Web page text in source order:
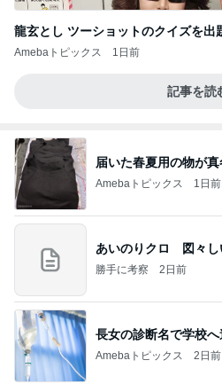
龍玄とし ツーショットのクイズを出
Amebaトピックス 1日前
記事を読
届いた春夏用の物が
Amebaトピックス 1日前
あいのりクロ 図々し
勝手に考察 2日前
長女の診断名で学校
Amebaトピックス 2日前